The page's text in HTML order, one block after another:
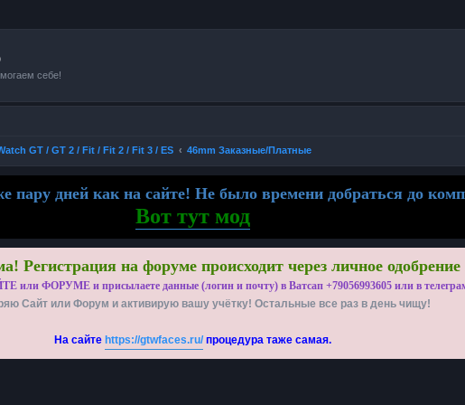
себе!
GT / GT 2 / Fit / Fit 2 / Fit 3 / ES 46mm Заказные/Платные
дней как на сайте! Не было времени добраться до
Вот тут мод
Регистрация на форуме происходит через личное
или ФОРУМЕ и присылаете данные (логин и почту) в Ватсап +79056993605 или в
Сайт или Форум и активирую вашу учётку! Остальные все раз в день чищу!
На сайте https://gtwfaces.ru/процедура таже самая.